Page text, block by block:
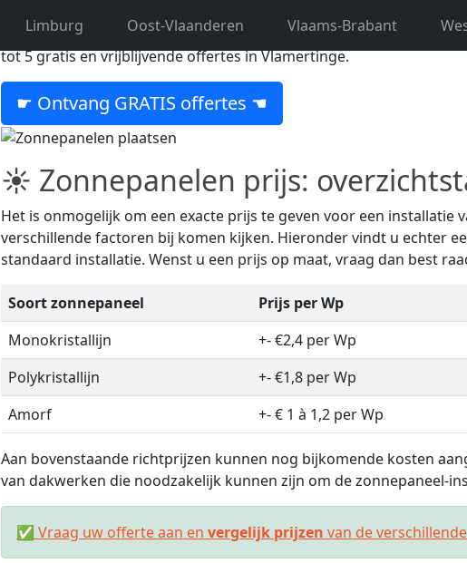
Limburg Oost-Vlaanderen Vlaams-Brabant
Bent u op zoek naar een ervaren zonne-expert uit Vlamertinge?
tot 5 gratis en vrijblijvende offertes in Vlamertinge.
☛ Ontvang GRATIS offertes ☚
☀ Zonnepanelen prijs:
Het is onmogelijk om een exacte prijs te geven voor een installatie
verschillende factoren bij komen kijken. Hieronder vindt u echter
standaard installatie. Wenst u een prijs op maat, vraag dan best
Soort zonnepaneel Prijs per Wp
Monokristallijn
+- €2,4 per Wp
Polykristallijn
+- €1,8 per Wp
Amorf
+- € 1 à 1,2 per Wp
Aan bovenstaande richtprijzen kunnen nog bijkomende kosten
van dakwerken die noodzakelijk kunnen zijn om de zonnepaneel-
✅ Vraag uw offerte aan en vergelijk prijzen van de